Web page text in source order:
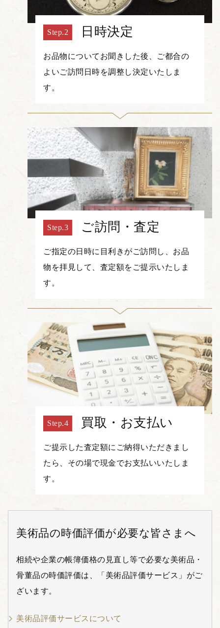
日時決定
お品物についてお聞きした後、ご都合の
よいご訪問日時を調整し決定いたしま
す。
ご訪問・査定
ご指定の日時に目利きがご訪問し、お品
物を拝見して、査定額をご提示いたしま
す。
買取・お支払い
ご提示した査定額にご納得いただきまし
たら、その場で現金でお支払いいたしま
す。
美術品の時価評価が必要な皆さまへ
相続や企業の帳簿価格の見直し等で必要な美術品・
骨董品の時価評価は、「美術品評価サービス」がご
ざいます。
美術品評価サービスについて